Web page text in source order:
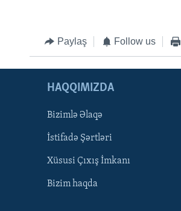
Paylaş Follow us
HAQQIMIZDA
Bizimlə Əlaqə
İstifadə Şərtləri
Xüsusi Çıxış İmkanı
Bizim haqda